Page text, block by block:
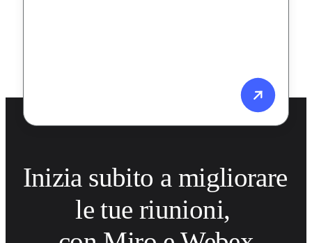
Inizia subito a migliorare
le tue riunioni,